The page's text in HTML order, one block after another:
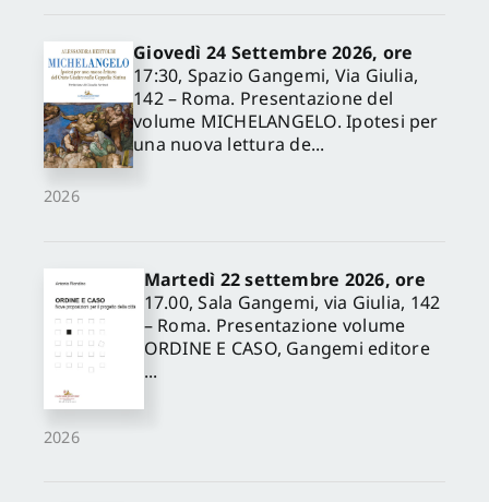
2026
Giovedì 24 Settembre 2026, ore
17:30, Spazio Gangemi, Via Giulia,
142 – Roma. Presentazione del
volume MICHELANGELO. Ipotesi per
una nuova lettura de...
2026
Martedì 22 settembre 2026, ore
17.00, Sala Gangemi, via Giulia, 142
– Roma. Presentazione volume
ORDINE E CASO, Gangemi editore
...